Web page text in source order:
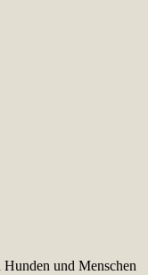
Hunden und Menschen